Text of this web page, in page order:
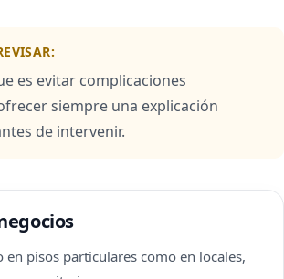
es evitar complicaciones
siempre una explicación
de intervenir.
en pisos particulares como en locales,